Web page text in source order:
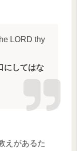
LORD thy
にしてはな
えがあるた